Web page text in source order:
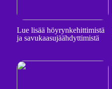
Lue lisää höyrynkehittimistä
ja savukaasujäähdyttimistä